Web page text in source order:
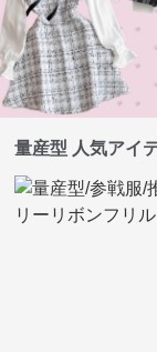
量産型 人気アイ